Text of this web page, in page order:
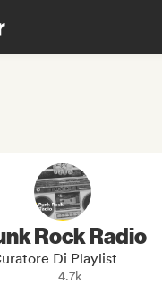
Rock Radio
Di Playlist
4.7k